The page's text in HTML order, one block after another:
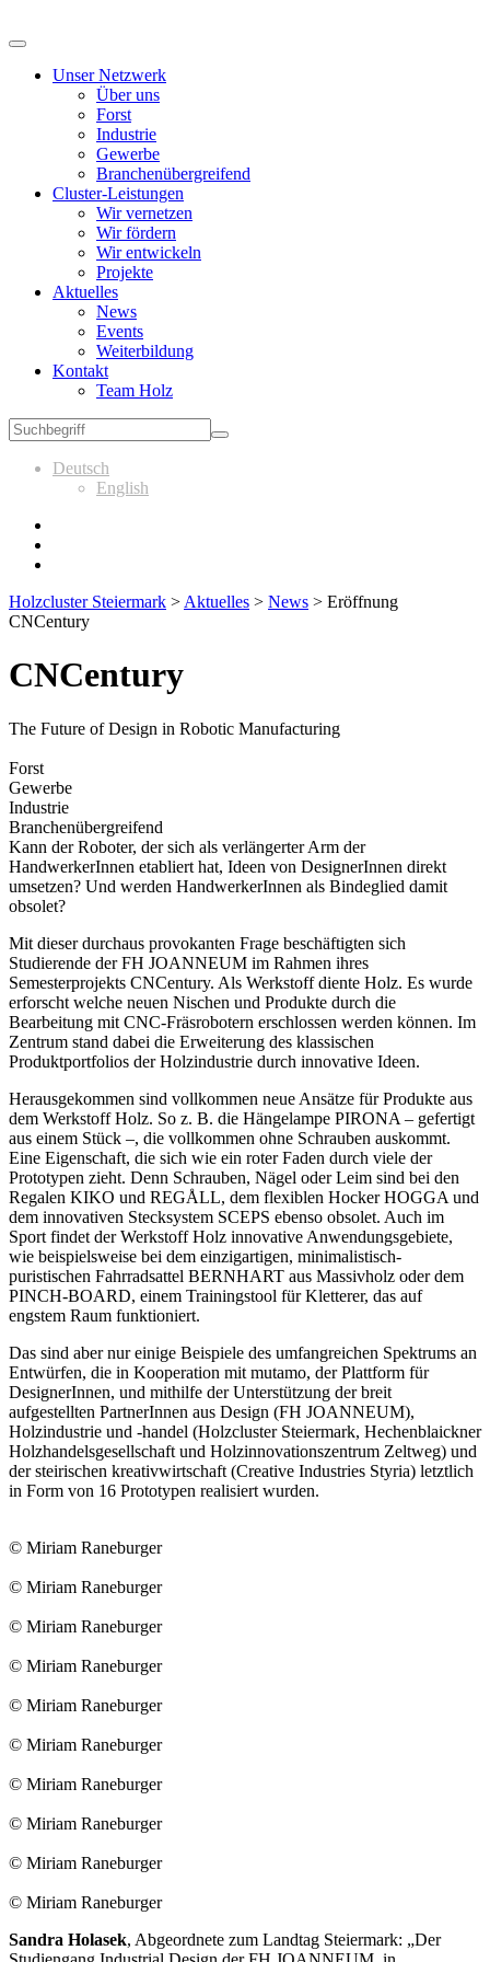
Unser Netzwerk
Über uns
Forst
Industrie
Gewerbe
Branchenübergreifend
Cluster-Leistungen
Wir vernetzen
Wir fördern
Wir entwickeln
Projekte
Aktuelles
News
Events
Weiterbildung
Kontakt
Team Holz
Deutsch
English
Holzcluster Steiermark > Aktuelles > News > Eröffnung
CNCentury
CNCentury
The Future of Design in Robotic Manufacturing
Forst
Gewerbe
Industrie
Branchenübergreifend
Kann der Roboter, der sich als verlängerter Arm der
HandwerkerInnen etabliert hat, Ideen von DesignerInnen direkt
umsetzen? Und werden HandwerkerInnen als Bindeglied damit
obsolet?
Mit dieser durchaus provokanten Frage beschäftigten sich
Studierende der FH JOANNEUM im Rahmen ihres
Semesterprojekts CNCentury. Als Werkstoff diente Holz. Es wurde
erforscht welche neuen Nischen und Produkte durch die
Bearbeitung mit CNC-Fräsrobotern erschlossen werden können. Im
Zentrum stand dabei die Erweiterung des klassischen
Produktportfolios der Holzindustrie durch innovative Ideen.
Herausgekommen sind vollkommen neue Ansätze für Produkte aus
dem Werkstoff Holz. So z. B. die Hängelampe PIRONA – gefertigt
aus einem Stück –, die vollkommen ohne Schrauben auskommt.
Eine Eigenschaft, die sich wie ein roter Faden durch viele der
Prototypen zieht. Denn Schrauben, Nägel oder Leim sind bei den
Regalen KIKO und REGÅLL, dem flexiblen Hocker HOGGA und
dem innovativen Stecksystem SCEPS ebenso obsolet. Auch im
Sport findet der Werkstoff Holz innovative Anwendungsgebiete,
wie beispielsweise bei dem einzigartigen, minimalistisch-
puristischen Fahrradsattel BERNHART aus Massivholz oder dem
PINCH-BOARD, einem Trainingstool für Kletterer, das auf
engstem Raum funktioniert.
Das sind aber nur einige Beispiele des umfangreichen Spektrums an
Entwürfen, die in Kooperation mit mutamo, der Plattform für
DesignerInnen, und mithilfe der Unterstützung der breit
aufgestellten PartnerInnen aus Design (FH JOANNEUM),
Holzindustrie und -handel (Holzcluster Steiermark, Hechenblaickner
Holzhandelsgesellschaft und Holzinnovationszentrum Zeltweg) und
der steirischen kreativwirtschaft (Creative Industries Styria) letztlich
in Form von 16 Prototypen realisiert wurden.
© Miriam Raneburger
© Miriam Raneburger
© Miriam Raneburger
© Miriam Raneburger
© Miriam Raneburger
© Miriam Raneburger
© Miriam Raneburger
© Miriam Raneburger
© Miriam Raneburger
© Miriam Raneburger
Sandra Holasek, Abgeordnete zum Landtag Steiermark: „Der